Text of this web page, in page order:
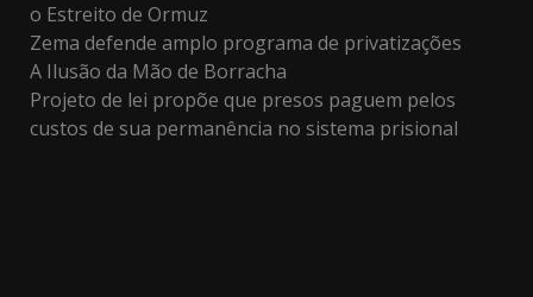
o Estreito de Ormuz
Zema defende amplo programa de privatizações
A Ilusão da Mão de Borracha
Projeto de lei propõe que presos paguem pelos
custos de sua permanência no sistema prisional